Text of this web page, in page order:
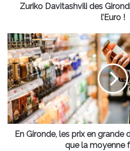
Zuriko Davitashvili des
l’Euro !
En
Gironde,
les
prix
en
grande
distribution
plus
élevés
queEn Gironde, les prix en
que la moyenne